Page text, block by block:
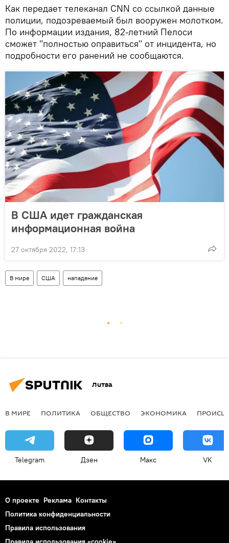
Как передает телеканал CNN со ссылкой данные
полиции, подозреваемый был вооружен молотком.
По информации издания, 82-летний Пелоси
сможет "полностью оправиться" от инцидента, но
подробности его ранений не сообщаются.
В США идет гражданская
информационная война
27 октября 2022, 17:13
В мире США нападение
Литва
В МИРЕ ПОЛИТИКА ОБЩЕСТВО ЭКОНОМИКА
Telegram Дзен Макс VK
О проекте Реклама Контакты
Политика конфиденциальности
Правила использования